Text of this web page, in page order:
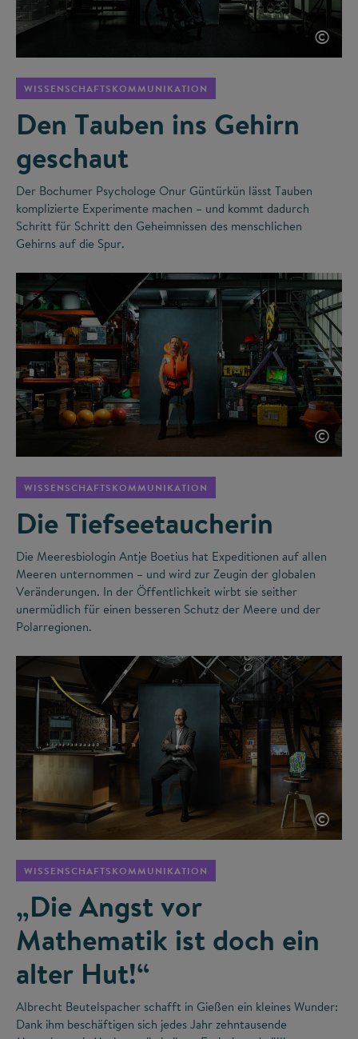
©
WISSENSCHAFTSKOMMUNIKATION
Den Tauben ins Gehirn
geschaut
Der Bochumer Psychologe Onur Güntürkün lässt Tauben
komplizierte Experimente machen – und kommt dadurch
Schritt für Schritt den Geheimnissen des menschlichen
Gehirns auf die Spur.
©
WISSENSCHAFTSKOMMUNIKATION
Die Tiefseetaucherin
Die Meeresbiologin Antje Boetius hat Expeditionen auf allen
Meeren unternommen – und wird zur Zeugin der globalen
Veränderungen. In der Öffentlichkeit wirbt sie seither
unermüdlich für einen besseren Schutz der Meere und der
Polarregionen.
©
WISSENSCHAFTSKOMMUNIKATION
„Die Angst vor
Mathematik ist doch ein
alter Hut!“
Albrecht Beutelspacher schafft in Gießen ein kleines Wunder:
Dank ihm beschäftigen sich jedes Jahr zehntausende